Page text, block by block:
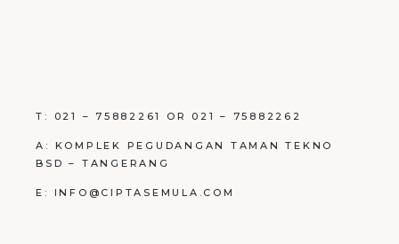
T: 021 – 75882261 OR 021 – 75882262
A: KOMPLEK PEGUDANGAN TAMAN TEKNO
BSD – TANGERANG
E: INFO@CIPTASEMULA.COM